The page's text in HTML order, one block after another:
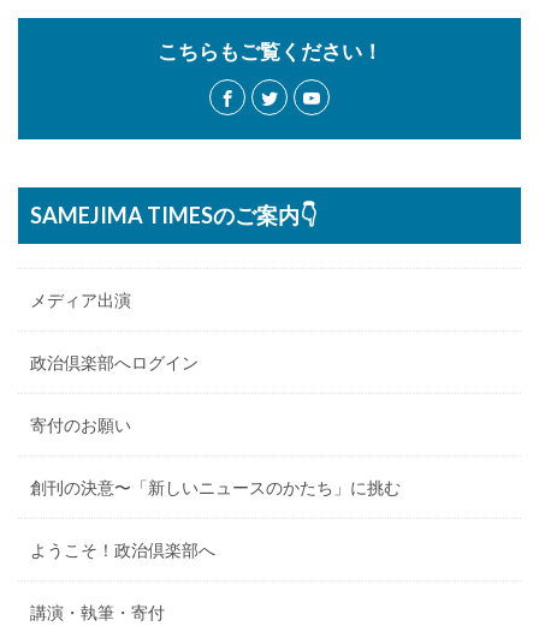
こちらもご覧ください！
SAMEJIMA TIMESのご案内👇
メディア出演
政治倶楽部へログイン
寄付のお願い
創刊の決意〜「新しいニュースのかたち」に挑む
ようこそ！政治倶楽部へ
講演・執筆・寄付